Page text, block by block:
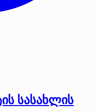
სასახლის